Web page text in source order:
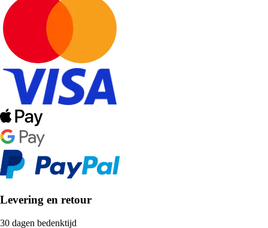
Levering en retour
30 dagen bedenktijd